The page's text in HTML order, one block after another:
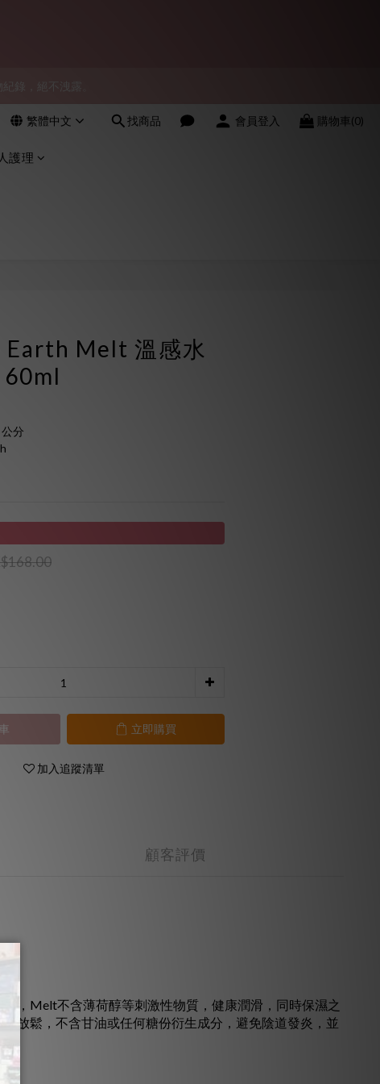
會員！
會員！
錄，絕不洩露。
為會員！
繁體中文 找商品 會員登入 購物車(0)
護理
Melt 溫感水
分
立即購買
加入追蹤清單
顧客評價
，Melt不含薄荷醇等刺激性物質，健康潤滑，同時保濕之
放鬆，不含甘油或任何糖份衍生成分，避免陰道發炎，並